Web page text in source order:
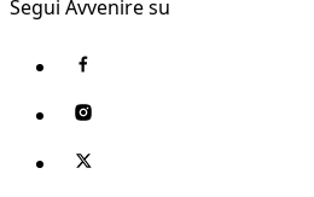
Segui Avvenire su